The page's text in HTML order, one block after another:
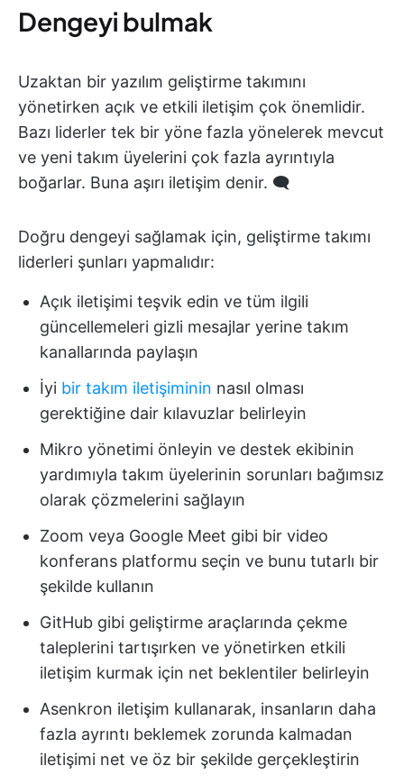
Dengeyi bulmak
Uzaktan bir yazılım geliştirme takımını
yönetirken açık ve etkili iletişim çok önemlidir.
Bazı liderler tek bir yöne fazla yönelerek mevcut
ve yeni takım üyelerini çok fazla ayrıntıyla
boğarlar. Buna aşırı iletişim denir. 🗨️
Doğru dengeyi sağlamak için, geliştirme takımı
liderleri şunları yapmalıdır:
Açık iletişimi teşvik edin ve tüm ilgili
güncellemeleri gizli mesajlar yerine takım
kanallarında paylaşın
İyi bir takım iletişiminin nasıl olması
gerektiğine dair kılavuzlar belirleyin
Mikro yönetimi önleyin ve destek ekibinin
yardımıyla takım üyelerinin sorunları bağımsız
olarak çözmelerini sağlayın
Zoom veya Google Meet gibi bir video
konferans platformu seçin ve bunu tutarlı bir
şekilde kullanın
GitHub gibi geliştirme araçlarında çekme
taleplerini tartışırken ve yönetirken etkili
iletişim kurmak için net beklentiler belirleyin
Asenkron iletişim kullanarak, insanların daha
fazla ayrıntı beklemek zorunda kalmadan
iletişimi net ve öz bir şekilde gerçekleştirin